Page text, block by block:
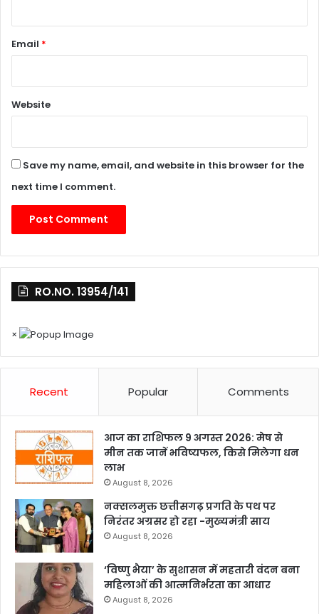
Email *
Website
Save my name, email, and website in this browser for the
next time I comment.
RO.NO. 13954/141
×
Recent Popular Comments
आज का राशिफल 9 अगस्त 2026: मेष से
मीन तक जानें भविष्यफल, किसे मिलेगा धन
लाभ
August 8, 2026
नक्सलमुक्त छत्तीसगढ़ प्रगति के पथ पर
निरंतर अग्रसर हो रहा -मुख्यमंत्री साय
August 8, 2026
‘विष्णु भैया’ के सुशासन में महतारी वंदन बना
महिलाओं की आत्मनिर्भरता का आधार
August 8, 2026